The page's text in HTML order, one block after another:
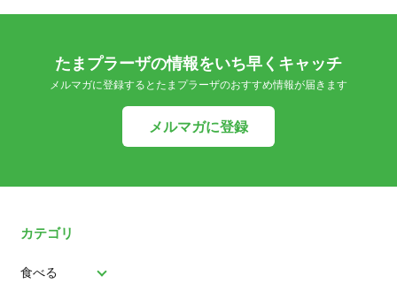
たまプラーザの情報をいち早くキャッチ
メルマガに登録するとたまプラーザのおすすめ情報が届きます
メルマガに登録
カテゴリ
食べる